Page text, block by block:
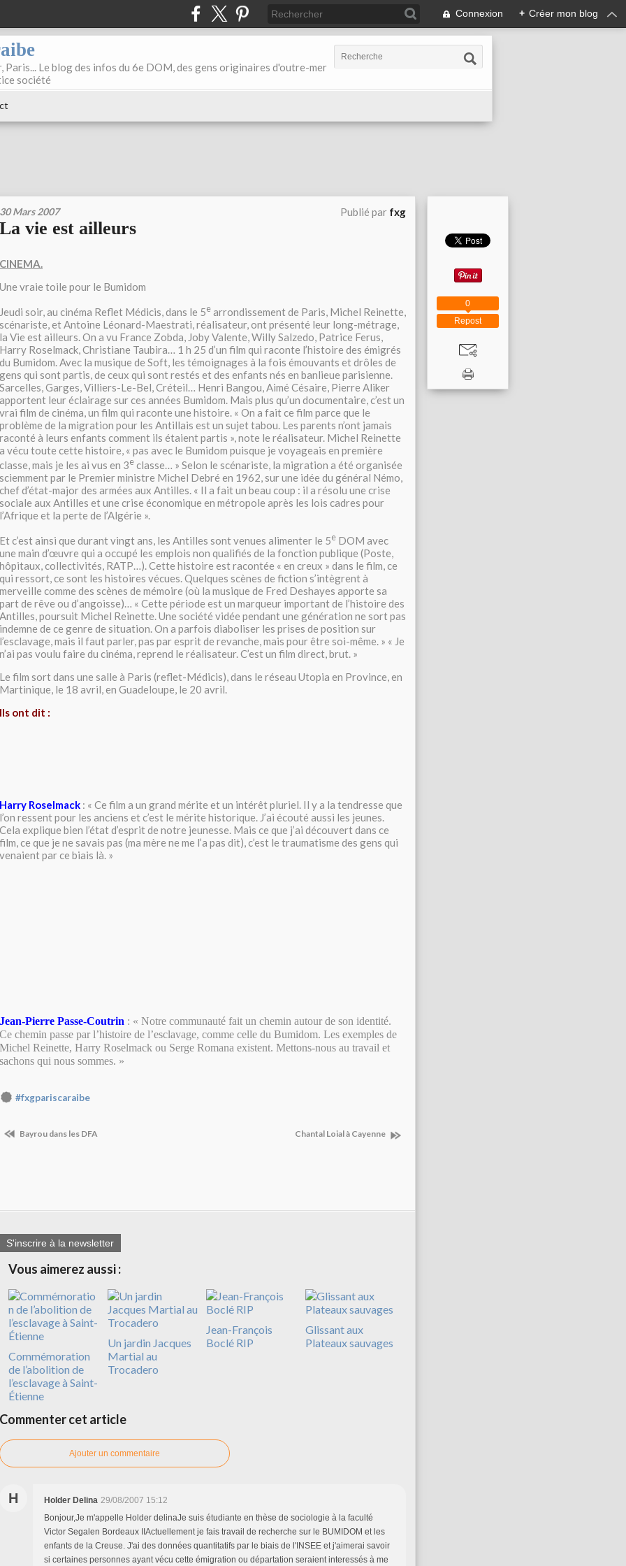
Connexion + Créer mon blog
Paris... Le blog des infos du 6e DOM, des gens originaires d'outre-mer
société
30 Mars 2007 Publié par fxg
La vie est ailleurs
CINEMA.
Une vraie toile pour le Bumidom
Jeudi soir, au cinéma Reflet Médicis, dans le 5e arrondissement de Paris, Michel Reinette,
scénariste, et Antoine Léonard-Maestrati, réalisateur, ont présenté leur long-métrage,
la Vie est ailleurs.On a vu France Zobda, Joby Valente, Willy Salzedo, Patrice Ferus,
Harry Roselmack, Christiane Taubira… 1 h 25 d’un film qui raconte l’histoire des émigrés
du Bumidom. Avec la musique de Soft, les témoignages à la fois émouvants et drôles de
gens qui sont partis, de ceux qui sont restés et des enfants nés en banlieue parisienne.
Sarcelles, Garges, Villiers-Le-Bel, Créteil… Henri Bangou, Aimé Césaire, Pierre Aliker
apportent leur éclairage sur ces années Bumidom. Mais plus qu’un documentaire, c’est un
vrai film de cinéma, un film qui raconte une histoire. « On a fait ce film parce que le
problème de la migration pour les Antillais est un sujet tabou. Les parents n’ont jamais
raconté à leurs enfants comment ils étaient partis », note le réalisateur. Michel Reinette
a vécu toute cette histoire, « pas avec le Bumidom puisque je voyageais en première
classe, mais je les ai vus en 3e classe… » Selon le scénariste, la migration a été organisée
sciemment par le Premier ministre Michel Debré en 1962, sur une idée du général Némo,
chef d’état-major des armées aux Antilles. « Il a fait un beau coup : il a résolu une crise
sociale aux Antilles et une crise économique en métropole après les lois cadres pour
l’Afrique et la perte de l’Algérie ».
Et c’est ainsi que durant vingt ans, les Antilles sont venues alimenter le 5e DOM avec
une main d’œuvre qui a occupé les emplois non qualifiés de la fonction publique (Poste,
hôpitaux, collectivités, RATP…). Cette histoire est racontée « en creux » dans le film, ce
qui ressort, ce sont les histoires vécues. Quelques scènes de fiction s’intègrent à
merveille comme des scènes de mémoire (où la musique de Fred Deshayes apporte sa
part de rêve ou d’angoisse)… « Cette période est un marqueur important de l’histoire des
Antilles, poursuit Michel Reinette. Une société vidée pendant une génération ne sort pas
indemne de ce genre de situation. On a parfois diaboliser les prises de position sur
l’esclavage, mais il faut parler, pas par esprit de revanche, mais pour être soi-même. » « Je
n’ai pas voulu faire du cinéma, reprend le réalisateur. C’est un film direct, brut. »
Le film sort dans une salle à Paris (reflet-Médicis), dans le réseau Utopia en Province, en
Martinique, le 18 avril, en Guadeloupe, le 20 avril.
Ils ont dit :
Harry Roselmack : « Ce film a un grand mérite et un intérêt pluriel. Il y a la tendresse que
l’on ressent pour les anciens et c’est le mérite historique. J’ai écouté aussi les jeunes.
Cela explique bien l’état d’esprit de notre jeunesse. Mais ce que j’ai découvert dans ce
film, ce que je ne savais pas (ma mère ne me l’a pas dit), c’est le traumatisme des gens qui
venaient par ce biais là. »
Jean-Pierre Passe-Coutrin : « Notre communauté fait un chemin autour de son identité.
Ce chemin passe par l’histoire de l’esclavage, comme celle du Bumidom. Les exemples de
Michel Reinette, Harry Roselmack ou Serge Romana existent. Mettons-nous au travail et
sachons qui nous sommes. »
#fxgpariscaraibe
Bayrou dans les DFA Chantal Loial à Cayenne
S'inscrire à la newsletter
Vous aimerez aussi :
Commémoration
de l’abolition de
l’esclavage à Saint-
Étienne
Un jardin Jacques
Martial au
Trocadero
Jean-François
Boclé RIP
Glissant aux
Plateaux sauvages
Commenter cet article
Ajouter un commentaire
H Holder Delina 29/08/2007 15:12
Bonjour,Je m'appelle Holder delinaJe suis étudiante en thèse de sociologie à la faculté
Victor Segalen Bordeaux IIActuellement je fais travail de recherche sur le BUMIDOM et les
enfants de la Creuse. J'ai des données quantitatifs par le biais de l'INSEE et j'aimerai savoir
si certaines personnes ayant vécu cette émigration ou départation seraient interessés à me
Repost
0